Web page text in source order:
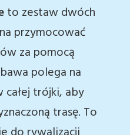
to zestaw dwóch
przymocować
za pomocą
polega na
całej trójki, aby
trasę. To